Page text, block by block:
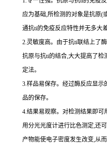
应为基础,所检测的对象是抗原(
通抗ti的免疫反应特性并无多大差
2.灵敏度高。由于抗ti联结上了
抗原与抗ti的结合,大大提高了检
定法。
3.样品易保存。经过酶反应显
品的保存。
4.结果易观察。对检测结果即
用分光光度计进行比色测定,还
产物能使电子密度发生改变,从